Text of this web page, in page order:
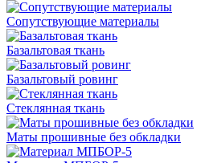
Сопутствующие материалы
Базальтовая ткань
Базальтовый ровинг
Стеклянная ткань
Маты прошивные без обкладки